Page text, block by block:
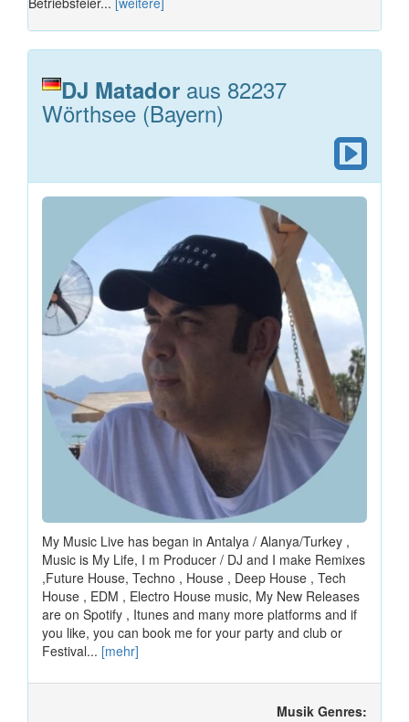
DJ Matador aus 82237
Wörthsee (Bayern)
My Music Live has began in Antalya / Alanya/Turkey ,
Music is My Life, I m Producer / DJ and I make Remixes
,Future House, Techno , House , Deep House , Tech
House , EDM , Electro House music, My New Releases
are on Spotify , Itunes and many more platforms and if
you like, you can book me for your party and club or
Festival... [mehr]
Musik Genres: